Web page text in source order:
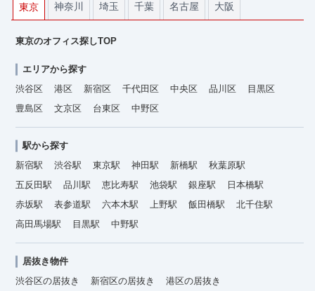
東京 神奈川 埼玉 千葉 名古屋 大阪
東京のオフィス探しTOP
エリアから探す
渋谷区
港区 新宿区 千代田区 中央区 品川区
目黒区
豊島区
文京区 台東区 中野区
駅から探す
新宿駅
渋谷駅 東京駅 神田駅 新橋駅
秋葉原駅
五反田駅
品川駅 恵比寿駅 池袋駅 銀座駅
日本橋駅
赤坂駅
表参道駅 六本木駅 上野駅 飯田橋駅
北千住駅
高田馬場駅
目黒駅 中野駅
居抜き物件
渋谷区の居抜き
新宿区の居抜き
港区の居抜き